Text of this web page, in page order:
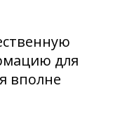
для
вполне